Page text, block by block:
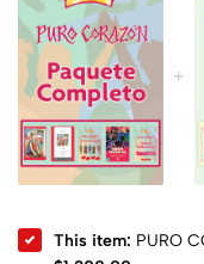
This item: PURO